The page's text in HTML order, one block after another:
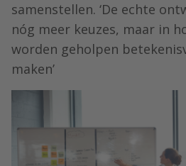
samenstellen. ‘De echte
nóg meer keuzes, maar in
worden geholpen
maken’